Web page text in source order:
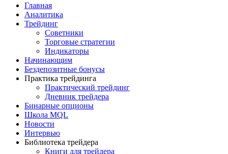
Главная
Аналитика
Трейдинг
Советники
Торговые стратегии
Индикаторы
Начинающим
Бездепозитные бонусы
Практика трейдинга
Практический трейдинг
Дневник трейдера
Бинарные опционы
Школа MQL
Новости
Интервью
Библиотека трейдера
Книги для трейдера